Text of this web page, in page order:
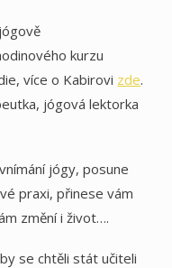
kurzu
více o Kabirovi zde.
jógová lektorka
jógy, posune
praxi, přinese vám
změní i život….
se chtěli stát učiteli